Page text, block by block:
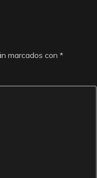
marcados con *